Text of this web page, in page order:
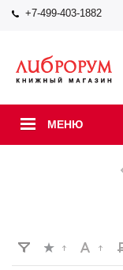
+7-499-403-1882
МЕНЮ